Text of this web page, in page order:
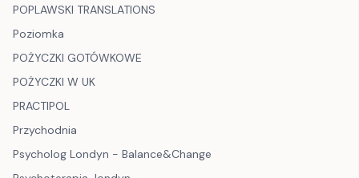
POPLAWSKI TRANSLATIONS
Poziomka
POŻYCZKI GOTÓWKOWE
POŻYCZKI W UK
PRACTIPOL
Przychodnia
Psycholog Londyn - Balance&Change